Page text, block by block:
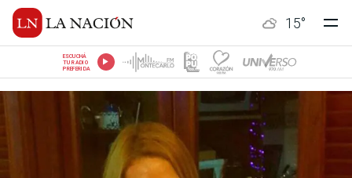
15°
ESCUCHÁ
TU RADIO
PREFERIDA